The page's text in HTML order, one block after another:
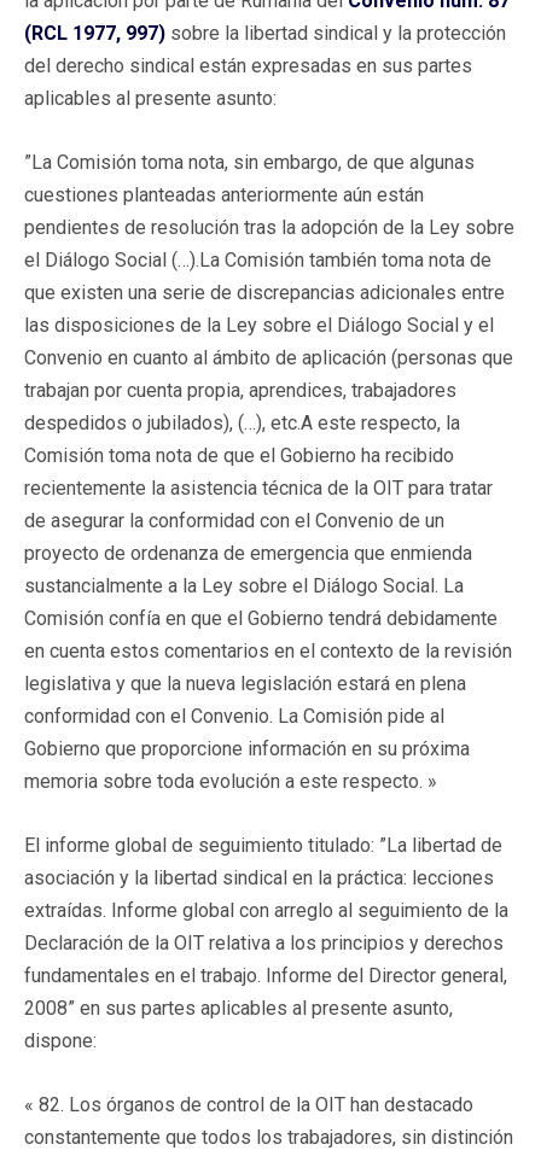
(RCL 1977, 997) sobre la libertad sindical y la protección
del derecho sindical están expresadas en sus partes
aplicables al presente asunto:
”La Comisión toma nota, sin embargo, de que algunas
cuestiones planteadas anteriormente aún están
pendientes de resolución tras la adopción de la Ley sobre
el Diálogo Social (…).La Comisión también toma nota de
que existen una serie de discrepancias adicionales entre
las disposiciones de la Ley sobre el Diálogo Social y el
Convenio en cuanto al ámbito de aplicación (personas que
trabajan por cuenta propia, aprendices, trabajadores
despedidos o jubilados), (…), etc.A este respecto, la
Comisión toma nota de que el Gobierno ha recibido
recientemente la asistencia técnica de la OIT para tratar
de asegurar la conformidad con el Convenio de un
proyecto de ordenanza de emergencia que enmienda
sustancialmente a la Ley sobre el Diálogo Social. La
Comisión confía en que el Gobierno tendrá debidamente
en cuenta estos comentarios en el contexto de la revisión
legislativa y que la nueva legislación estará en plena
conformidad con el Convenio. La Comisión pide al
Gobierno que proporcione información en su próxima
memoria sobre toda evolución a este respecto. »
El informe global de seguimiento titulado: ”La libertad de
asociación y la libertad sindical en la práctica: lecciones
extraídas. Informe global con arreglo al seguimiento de la
Declaración de la OIT relativa a los principios y derechos
fundamentales en el trabajo. Informe del Director general,
2008” en sus partes aplicables al presente asunto,
dispone:
« 82. Los órganos de control de la OIT han destacado
constantemente que todos los trabajadores, sin distinción